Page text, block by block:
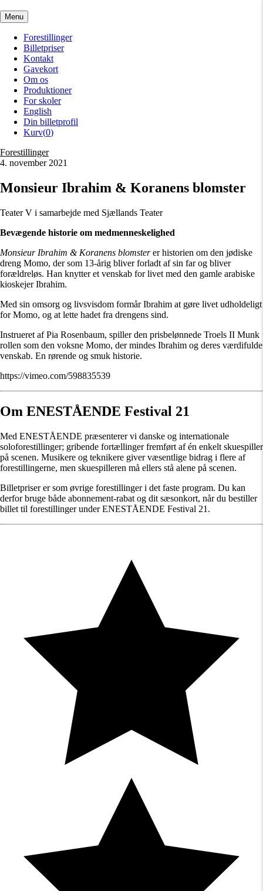
Menu
Forestillinger
Billetpriser
Kontakt
Gavekort
Om os
Produktioner
For skoler
English
Din billetprofil
Kurv(0)
Forestillinger
4. november 2021
Monsieur Ibrahim & Koranens blomster
Teater V i samarbejde med Sjællands Teater
Bevægende historie om medmenneskelighed
Monsieur Ibrahim & Koranens blomsterer historien om den jødiske
dreng Momo, der som 13-årig bliver forladt af sin far og bliver
forældreløs. Han knytter et venskab for livet med den gamle arabiske
kioskejer Ibrahim.
Med sin omsorg og livsvisdom formår Ibrahim at gøre livet udholdeligt
for Momo, og at lette hadet fra drengens sind.
Instrueret af Pia Rosenbaum, spiller den prisbelønnede Troels II Munk
rollen som den voksne Momo, der mindes Ibrahim og deres værdifulde
venskab. En rørende og smuk historie.
https://vimeo.com/598835539
Om ENESTÅENDE Festival 21
Med ENESTÅENDE præsenterer vi danske og internationale
soloforestillinger; gribende fortællinger fremført af én enkelt skuespiller
på scenen. Musikere og teknikere giver væsentlige bidrag i flere af
forestillingerne, men skuespilleren må ellers stå alene på scenen.
Billetpriser er som øvrige forestillinger i det faste program. Du kan
derfor bruge både abonnement-rabat og dit sæsonkort, når du bestiller
billet til forestillinger under ENESTÅENDE Festival 21.